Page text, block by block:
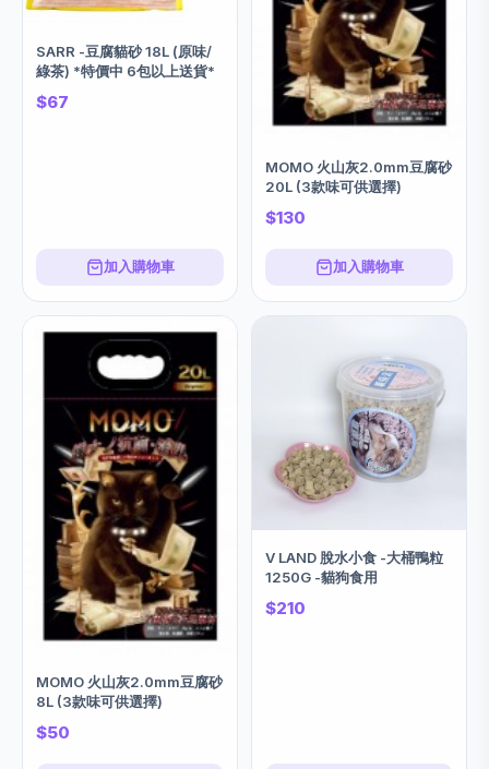
SARR -豆腐貓砂 18L (原味/
綠茶) *特價中 6包以上送貨*
$67
加入購物車
MOMO 火山灰2.0mm豆腐砂
20L (3款味可供選擇)
$130
加入購物車
MOMO 火山灰2.0mm豆腐砂
8L (3款味可供選擇)
$50
V LAND 脫水小食 -大桶鴨粒
1250G -貓狗食用
$210